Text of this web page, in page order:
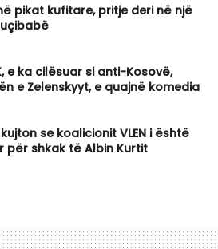
pikat kufitare, pritje deri në një
e ka cilësuar si anti-Kosovë,
e Zelenskyyt, e quajnë komedia
se koalicionit VLEN i është
për shkak të Albin Kurtit